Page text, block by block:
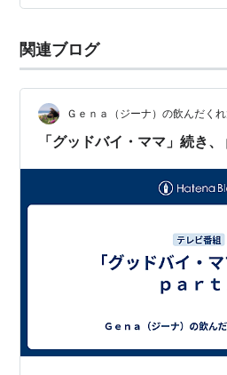
ことになり、著名な作詞家の荒
ん自身の歌唱による歌として完成
のCMソングに採用されたそうで
関連ブログ
Ｇｅｎａ（ジーナ）の飲んだく
「グッドバイ・ママ」続き